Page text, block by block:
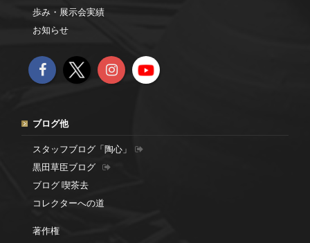
歩み・展示会実績
お知らせ
ブログ他
スタッフブログ「陶心」
黒田草臣ブログ
ブログ 喫茶去
コレクターへの道
著作権